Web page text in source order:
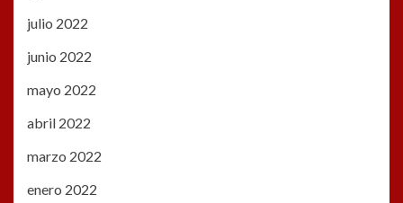
julio 2022
junio 2022
mayo 2022
abril 2022
marzo 2022
enero 2022